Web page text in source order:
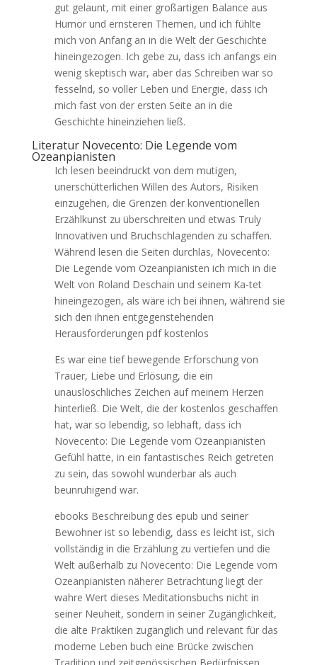
gut gelaunt, mit einer großartigen Balance aus
Humor und ernsteren Themen, und ich fühlte
mich von Anfang an in die Welt der Geschichte
hineingezogen. Ich gebe zu, dass ich anfangs ein
wenig skeptisch war, aber das Schreiben war so
fesselnd, so voller Leben und Energie, dass ich
mich fast von der ersten Seite an in die
Geschichte hineinziehen ließ.
Literatur Novecento: Die Legende vom
Ozeanpianisten
Ich lesen beeindruckt von dem mutigen,
unerschütterlichen Willen des Autors, Risiken
einzugehen, die Grenzen der konventionellen
Erzählkunst zu überschreiten und etwas Truly
Innovativen und Bruchschlagenden zu schaffen.
Während lesen die Seiten durchlas, Novecento:
Die Legende vom Ozeanpianisten ich mich in die
Welt von Roland Deschain und seinem Ka-tet
hineingezogen, als wäre ich bei ihnen, während sie
sich den ihnen entgegenstehenden
Herausforderungen pdf kostenlos
Es war eine tief bewegende Erforschung von
Trauer, Liebe und Erlösung, die ein
unauslöschliches Zeichen auf meinem Herzen
hinterließ. Die Welt, die der kostenlos geschaffen
hat, war so lebendig, so lebhaft, dass ich
Novecento: Die Legende vom Ozeanpianisten
Gefühl hatte, in ein fantastisches Reich getreten
zu sein, das sowohl wunderbar als auch
beunruhigend war.
ebooks Beschreibung des epub und seiner
Bewohner ist so lebendig, dass es leicht ist, sich
vollständig in die Erzählung zu vertiefen und die
Welt außerhalb zu Novecento: Die Legende vom
Ozeanpianisten näherer Betrachtung liegt der
wahre Wert dieses Meditationsbuchs nicht in
seiner Neuheit, sondern in seiner Zugänglichkeit,
die alte Praktiken zugänglich und relevant für das
moderne Leben buch eine Brücke zwischen